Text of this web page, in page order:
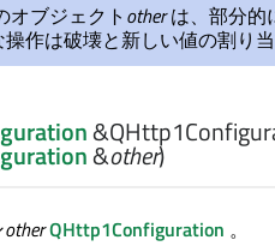
オブジェクト otherは、部分的
作は破壊と新しい値の割り当
&other)
otherQHttp1Configuration 。